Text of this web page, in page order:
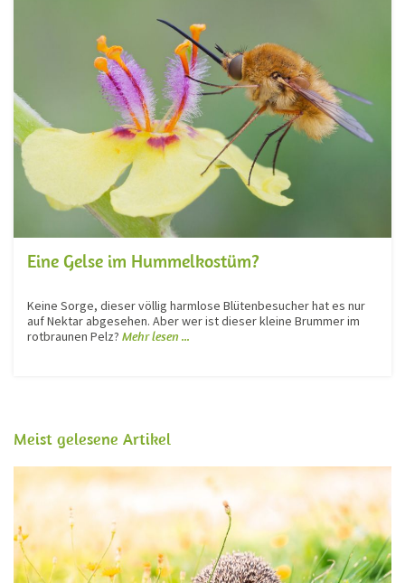
Eine Gelse im Hummelkostüm?
Keine Sorge, dieser völlig harmlose Blütenbesucher hat es nur
auf Nektar abgesehen. Aber wer ist dieser kleine Brummer im
rotbraunen Pelz? Mehr lesen ...
Meist gelesene Artikel